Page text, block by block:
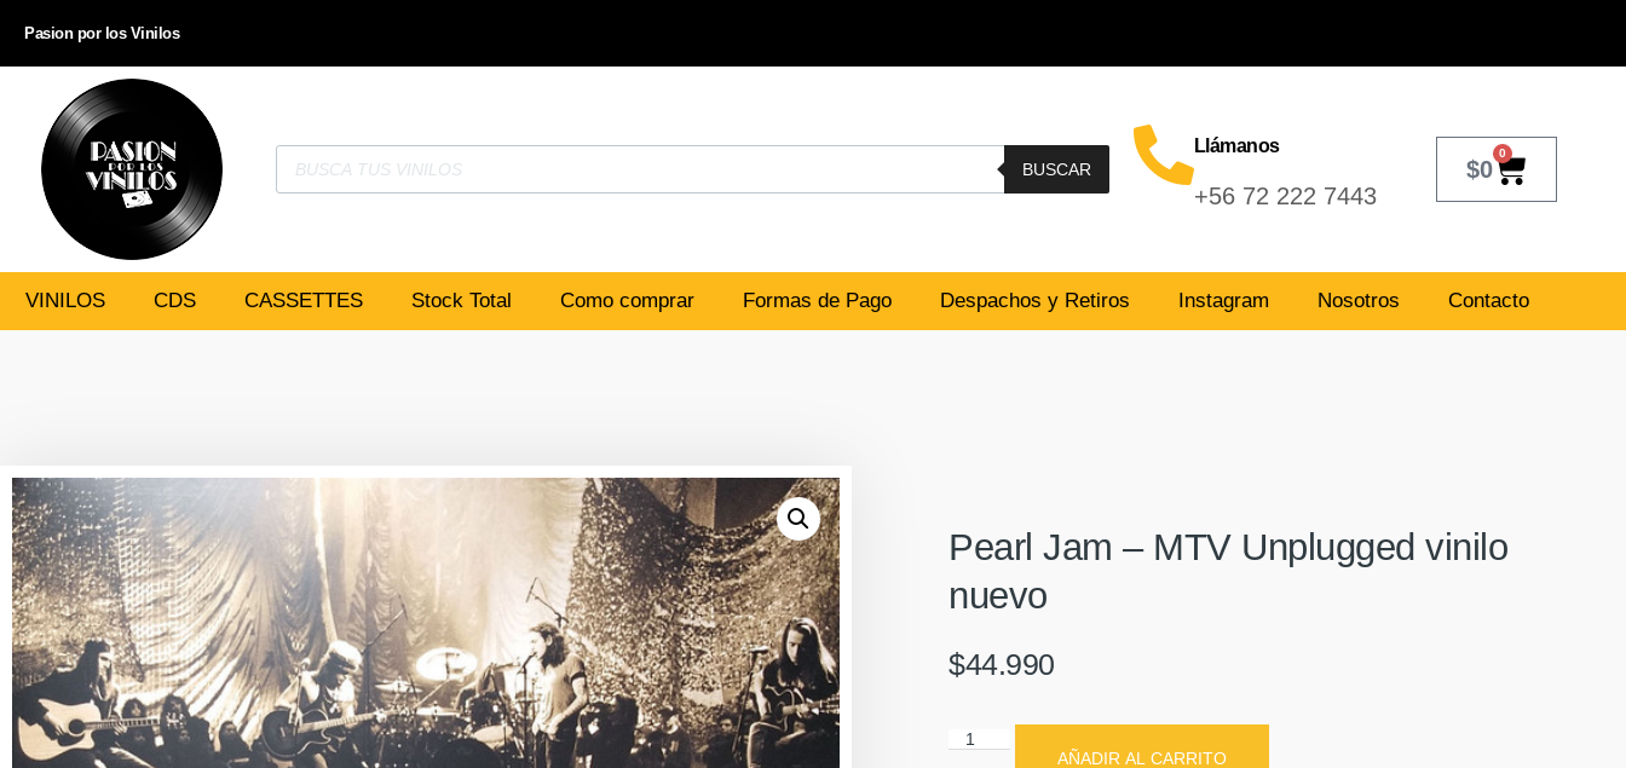
Pasion por los Vinilos
BUSCAR
Llámanos
+56 72 222 7443
$0
0
VINILOS CDS CASSETTES Stock Total Como comprar Formas de Pago Despachos y Retiros Instagram Nosotros Contacto
Pearl Jam ‎– MTV Unplugged vinilo
nuevo
$44.990
AÑADIR AL CARRITO